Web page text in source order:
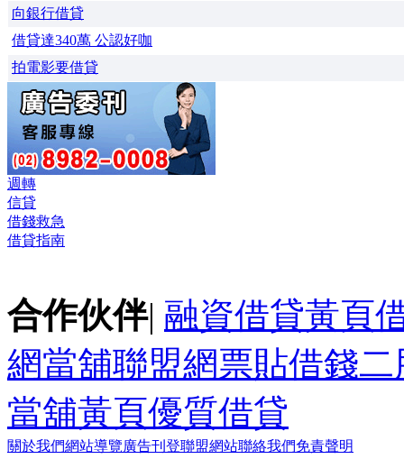
向銀行借貸
借貸達340萬 公認好咖
拍電影要借貸
週轉
信貸
借錢救急
借貸指南
合作伙伴| 融資借貸黃頁
網當舖聯盟網票貼借錢二
當舖黃頁優質借貸
關於我們網站導覽廣告刊登聯盟網站聯絡我們免責聲明